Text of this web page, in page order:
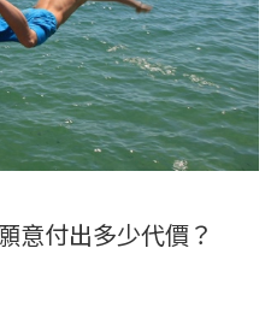
意付出多少代價？